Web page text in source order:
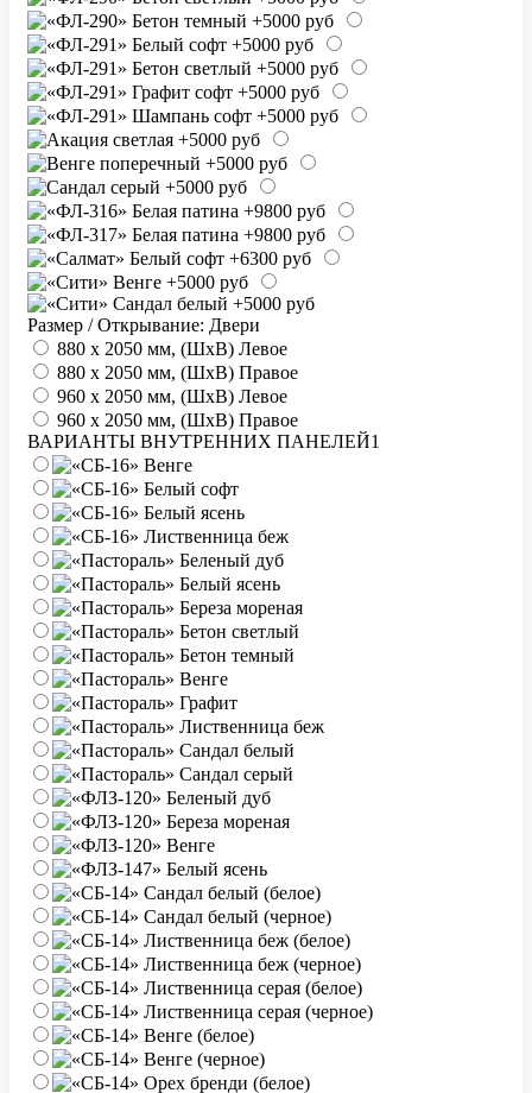
Размер / Открывание: Двери
880 х 2050 мм, (ШхВ) Левое
880 х 2050 мм, (ШхВ) Правое
960 х 2050 мм, (ШхВ) Левое
960 х 2050 мм, (ШхВ) Правое
ВАРИАНТЫ ВНУТРЕННИХ ПАНЕЛЕЙ1